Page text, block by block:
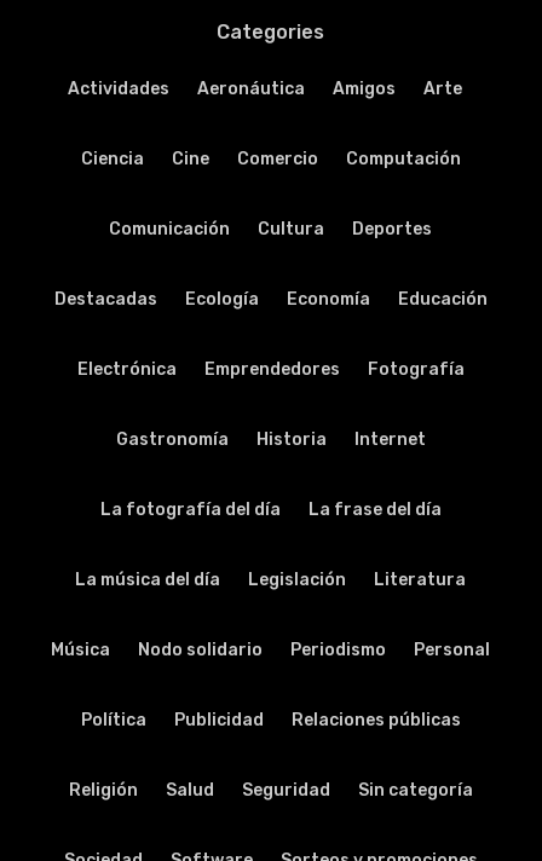
Categories
Actividades Aeronáutica Amigos Arte
Ciencia Cine Comercio Computación
Comunicación Cultura Deportes
Destacadas Ecología Economía Educación
Electrónica Emprendedores Fotografía
Gastronomía Historia Internet
La fotografía del día La frase del día
La música del día Legislación Literatura
Música Nodo solidario Periodismo Personal
Política Publicidad Relaciones públicas
Religión Salud Seguridad Sin categoría